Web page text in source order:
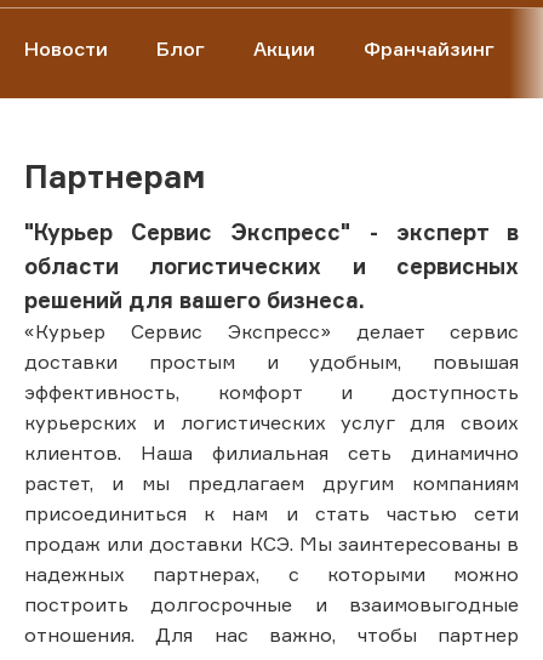
Новости Блог Акции Франчайзинг
Партнерам
"Курьер Сервис Экспресс" - эксперт в
области логистических и сервисных
решений для вашего бизнеса.
«Курьер Сервис Экспресс» делает сервис
доставки простым и удобным, повышая
эффективность, комфорт и доступность
курьерских и логистических услуг для своих
клиентов. Наша филиальная сеть динамично
растет, и мы предлагаем другим компаниям
присоединиться к нам и стать частью сети
продаж или доставки КСЭ. Мы заинтересованы в
надежных партнерах, с которыми можно
построить долгосрочные и взаимовыгодные
отношения. Для нас важно, чтобы партнер